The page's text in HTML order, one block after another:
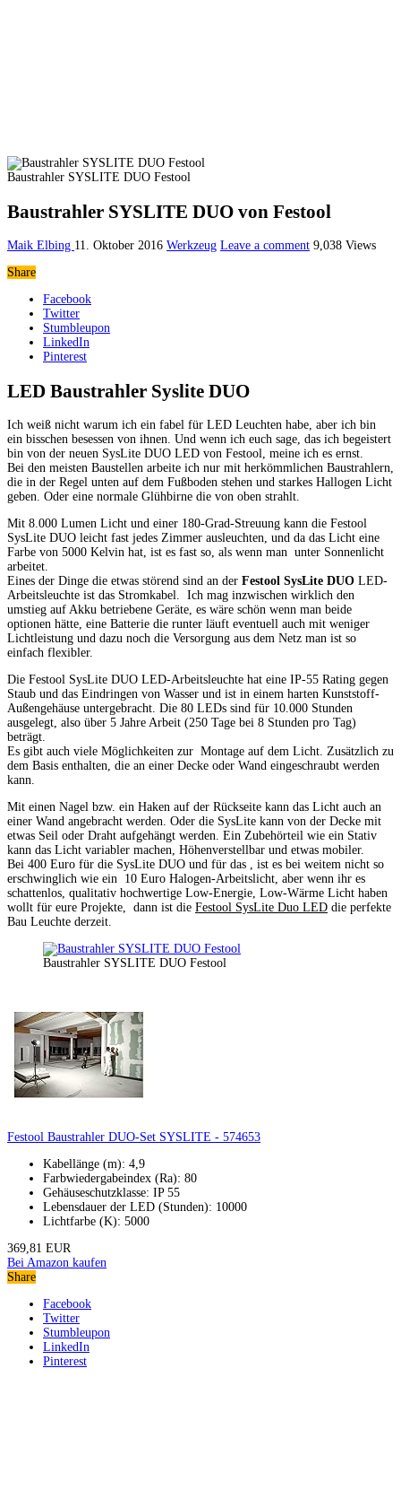
Baustrahler SYSLITE DUO Festool
Baustrahler SYSLITE DUO von Festool
Maik Elbing 11. Oktober 2016 Werkzeug Leave a comment 9,038 Views
Share
Facebook
Twitter
Stumbleupon
LinkedIn
Pinterest
LED Baustrahler Syslite DUO
Ich weiß nicht warum ich ein fabel für LED Leuchten habe, aber ich bin
ein bisschen besessen von ihnen. Und wenn ich euch sage, das ich begeistert
bin von der neuen SysLite DUO LED von Festool, meine ich es ernst.
Bei den meisten Baustellen arbeite ich nur mit herkömmlichen Baustrahlern,
die in der Regel unten auf dem Fußboden stehen und starkes Hallogen Licht
geben. Oder eine normale Glühbirne die von oben strahlt.
Mit 8.000 Lumen Licht und einer 180-Grad-Streuung kann die Festool
SysLite DUO leicht fast jedes Zimmer ausleuchten, und da das Licht eine
Farbe von 5000 Kelvin hat, ist es fast so, als wenn man unter Sonnenlicht
arbeitet.
Eines der Dinge die etwas störend sind an der Festool SysLite DUO LED-
Arbeitsleuchte ist das Stromkabel. Ich mag inzwischen wirklich den
umstieg auf Akku betriebene Geräte, es wäre schön wenn man beide
optionen hätte, eine Batterie die runter läuft eventuell auch mit weniger
Lichtleistung und dazu noch die Versorgung aus dem Netz man ist so
einfach flexibler.
Die Festool SysLite DUO LED-Arbeitsleuchte hat eine IP-55 Rating gegen
Staub und das Eindringen von Wasser und ist in einem harten Kunststoff-
Außengehäuse untergebracht. Die 80 LEDs sind für 10.000 Stunden
ausgelegt, also über 5 Jahre Arbeit (250 Tage bei 8 Stunden pro Tag)
beträgt.
Es gibt auch viele Möglichkeiten zur Montage auf dem Licht. Zusätzlich zu
dem Basis enthalten, die an einer Decke oder Wand eingeschraubt werden
kann.
Mit einen Nagel bzw. ein Haken auf der Rückseite kann das Licht auch an
einer Wand angebracht werden. Oder die SysLite kann von der Decke mit
etwas Seil oder Draht aufgehängt werden. Ein Zubehörteil wie ein Stativ
kann das Licht variabler machen, Höhenverstellbar und etwas mobiler.
Bei 400 Euro für die SysLite DUO und für das , ist es bei weitem nicht so
erschwinglich wie ein 10 Euro Halogen-Arbeitslicht, aber wenn ihr es
schattenlos, qualitativ hochwertige Low-Energie, Low-Wärme Licht haben
wollt für eure Projekte, dann ist die Festool SysLite Duo LED die perfekte
Bau Leuchte derzeit.
Baustrahler SYSLITE DUO Festool
Festool Baustrahler DUO-Set SYSLITE - 574653
Kabellänge (m): 4,9
Farbwiedergabeindex (Ra): 80
Gehäuseschutzklasse: IP 55
Lebensdauer der LED (Stunden): 10000
Lichtfarbe (K): 5000
369,81 EUR
Bei Amazon kaufen
Share
Facebook
Twitter
Stumbleupon
LinkedIn
Pinterest